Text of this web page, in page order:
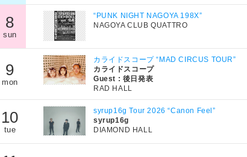
8
sun
“PUNK NIGHT NAGOYA 198X”
NAGOYA CLUB QUATTRO
9
mon
カライドスコープ “MAD CIRCUS TOUR”
カライドスコープ
Guest : 後日発表
RAD HALL
10
tue
syrup16g Tour 2026 “Canon Feel”
syrup16g
DIAMOND HALL